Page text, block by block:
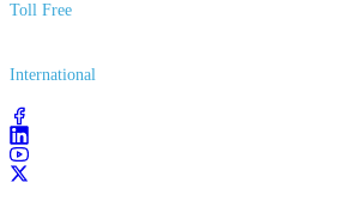
Toll Free
International